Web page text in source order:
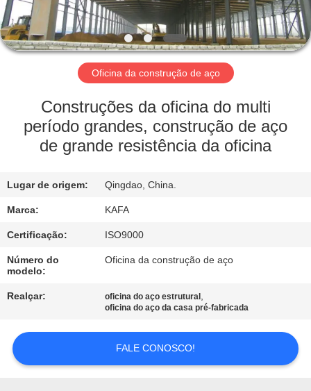
VÍDEOS
ESPETÁCULO
SOBRE
NÓS
VISITA
À
FÁBRICA
CONTROLE
DE
CONTACTE-
Oficina da construção de aço
Construções da oficina do multi
período grandes, construção de aço
de grande resistência da oficina
Lugar de origem: Qingdao, China.
Marca: KAFA
Certificação: ISO9000
Número do
modelo:
Oficina da construção de aço
Realçar: oficina do aço estrutural ,
oficina do aço da casa pré-fabricada
FALE CONOSCO!